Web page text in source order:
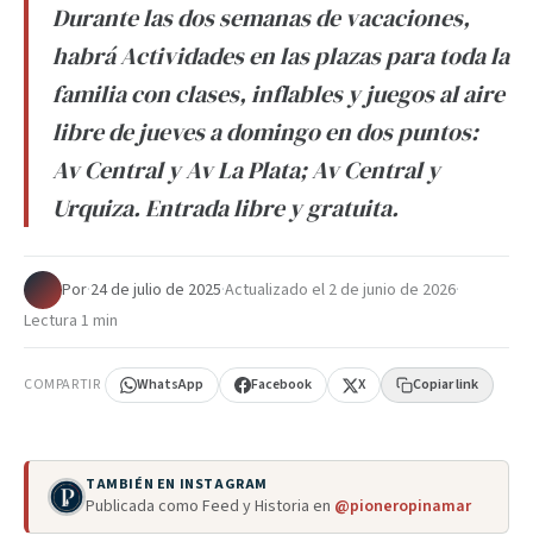
Durante las dos semanas de vacaciones,
habrá Actividades en las plazas para toda la
familia con clases, inflables y juegos al aire
libre de jueves a domingo en dos puntos:
Av Central y Av La Plata; Av Central y
Urquiza. Entrada libre y gratuita.
Por·24 de julio de 2025·Actualizado el 2 de junio de 2026·
Lectura 1 min
COMPARTIR WhatsApp Facebook X Copiar link
TAMBIÉN EN INSTAGRAM
Publicada como Feed y Historia en @pioneropinamar